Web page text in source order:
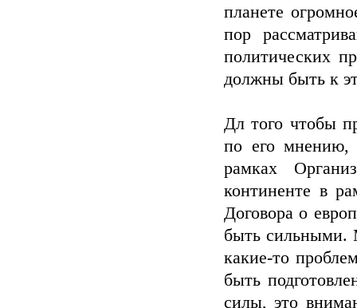
планете
пор
политических
должны быть к
Дл того чтобы
по его мнению,
рамках
континенте в
Договора о
быть сильными.
какие-то
быть
силы, это